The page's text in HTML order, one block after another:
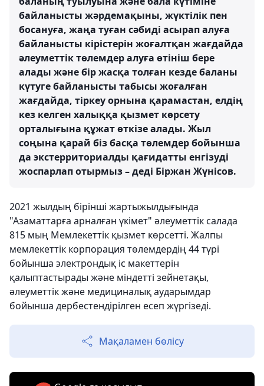
байланысты жәрдемақыны, жүктілік пен
босануға, жаңа туған сәбиді асырап алуға
байланысты кірістерін жоғалтқан жағдайда
әлеуметтік төлемдер алуға өтініш бере
алады және бір жасқа толған кезде баланы
күтуге байланысты табысы жоғалған
жағдайда, тіркеу орнына қарамастан, елдің
кез келген халыққа қызмет көрсету
орталығына құжат өткізе алады. Жыл
соңына қарай біз басқа төлемдер бойынша
да экстерриториалды қағидатты енгізуді
жоспарлап отырмыз – деді Біржан Жүнісов.
2021 жылдың бірінші жартыжылдығында
"Азаматтарға арналған үкімет" әлеуметтік салада
815 мың Мемлекеттік қызмет көрсетті. Жалпы
мемлекеттік корпорация төлемдердің 44 түрі
бойынша электрондық іс макеттерін
қалыптастырады және міндетті зейнетақы,
әлеуметтік және медициналық аударымдар
бойынша дербестендірілген есеп жүргізеді.
Мақаламен бөлісу